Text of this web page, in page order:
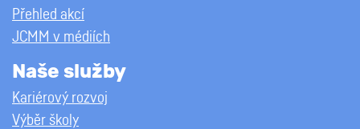
Přehled akcí
JCMM v médiích
Naše služby
Kariérový rozvoj
Výběr školy